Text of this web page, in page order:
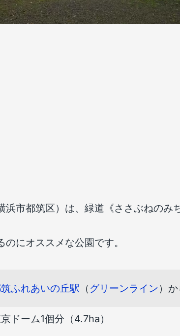
浜市都筑区）は、緑道《ささぶねのみ
のにオススメな公園です。
ふれあいの丘駅 （ グリーンライン）
ドーム1個分（4.7ha）